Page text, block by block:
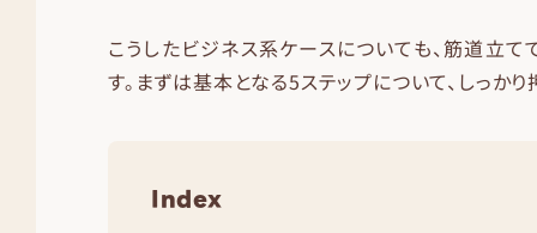
こうしたビジネス系ケースについても、筋道立
す。まずは基本となる5ステップについて、しっかり
Index